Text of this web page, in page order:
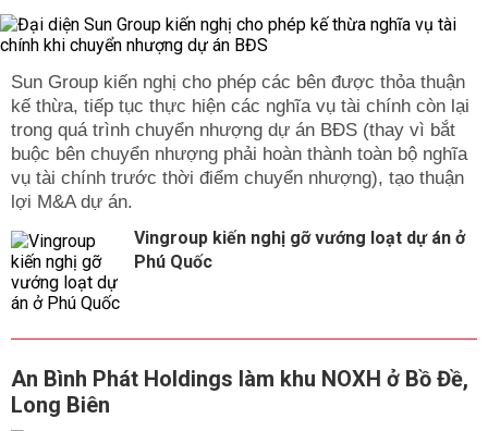
Sun Group kiến nghị cho phép các bên được thỏa thuận
kế thừa, tiếp tục thực hiện các nghĩa vụ tài chính còn lại
trong quá trình chuyển nhượng dự án BĐS (thay vì bắt
buộc bên chuyển nhượng phải hoàn thành toàn bộ nghĩa
vụ tài chính trước thời điểm chuyển nhượng), tạo thuận
lợi M&A dự án.
Vingroup kiến nghị gỡ vướng loạt dự án ở
Phú Quốc
An Bình Phát Holdings làm khu NOXH ở Bồ Đề,
Long Biên